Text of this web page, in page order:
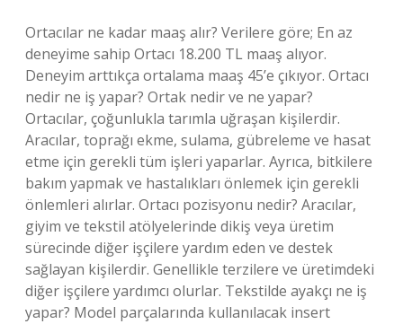
Ortacılar ne kadar maaş alır? Verilere göre; En az
deneyime sahip Ortacı 18.200 TL maaş alıyor.
Deneyim arttıkça ortalama maaş 45’e çıkıyor. Ortacı
nedir ne iş yapar? Ortak nedir ve ne yapar?
Ortacılar, çoğunlukla tarımla uğraşan kişilerdir.
Aracılar, toprağı ekme, sulama, gübreleme ve hasat
etme için gerekli tüm işleri yaparlar. Ayrıca, bitkilere
bakım yapmak ve hastalıkları önlemek için gerekli
önlemleri alırlar. Ortacı pozisyonu nedir? Aracılar,
giyim ve tekstil atölyelerinde dikiş veya üretim
sürecinde diğer işçilere yardım eden ve destek
sağlayan kişilerdir. Genellikle terzilere ve üretimdeki
diğer işçilere yardımcı olurlar. Tekstilde ayakçı ne iş
yapar? Model parçalarında kullanılacak insert